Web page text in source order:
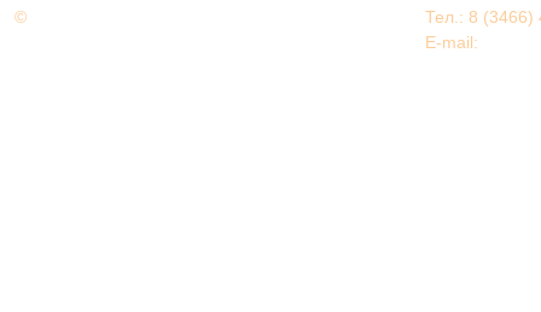
©
Тел.: 8 (3466)
E-mail: